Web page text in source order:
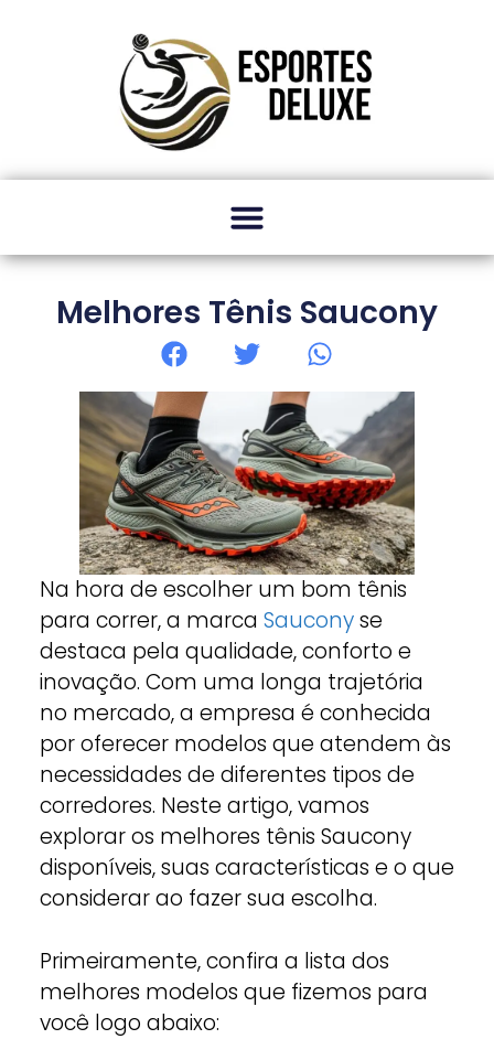
Melhores Tênis Saucony
Na hora de escolher um bom tênis
para correr, a marca Sauconyse
destaca pela qualidade, conforto e
inovação. Com uma longa trajetória
no mercado, a empresa é conhecida
por oferecer modelos que atendem às
necessidades de diferentes tipos de
corredores. Neste artigo, vamos
explorar os melhores tênis Saucony
disponíveis, suas características e o que
considerar ao fazer sua escolha.
Primeiramente, confira a lista dos
melhores modelos que fizemos para
você logo abaixo: